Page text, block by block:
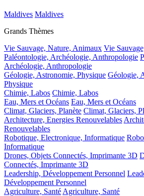
Maldives Maldives
Grands Thèmes
Vie Sauvage, Nature, Animaux Vie
Paléontologie, Archéologie, Anthropologie
Archéologie, Anthropologie
Géologie, Astronomie, Physique Géologie,
Physique
Chimie, Labos Chimie, Labos
Eau, Mers et Océans Eau, Mers et Océans
Climat, Glaciers, Planète Climat, Glaciers,
Architecture, Energies Renouvelables
Renouvelables
Robotique, Electronique, Informatique
Informatique
Drones, Objets Connectés, Imprimante 3D
Connectés, Imprimante 3D
Leadership, Développement Personnel
Développement Personnel
Agriculture, Santé Agriculture, Santé